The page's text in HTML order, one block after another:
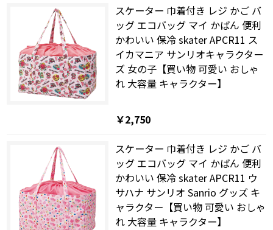
スケーター 巾着付き レジ かご バ
ッグ エコバッグ マイ かばん 便利
かわいい 保冷 skater APCR11 ス
イカマニア サンリオキャラクター
ズ 女の子【買い物 可愛い おしゃ
れ 大容量 キャラクター】
￥2,750
スケーター 巾着付き レジ かご バ
ッグ エコバッグ マイ かばん 便利
かわいい 保冷 skater APCR11 ウ
サハナ サンリオ Sanrio グッズ キ
ャラクター【買い物 可愛い おしゃ
れ 大容量 キャラクター】